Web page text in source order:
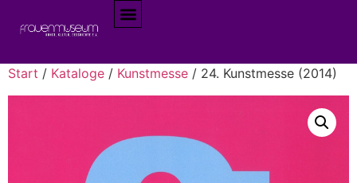
Start / Kataloge / Kunstmesse / 24. Kunstmesse (2014)